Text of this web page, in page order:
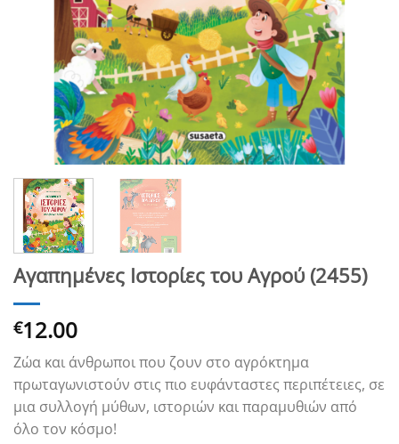
Αγαπημένες Ιστορίες του Αγρού (2455)
€12.00
Ζώα και άνθρωποι που ζουν στο αγρόκτημα
πρωταγωνιστούν στις πιο ευφάνταστες περιπέτειες, σε
μια συλλογή μύθων, ιστοριών και παραμυθιών από
όλο τον κόσμο!